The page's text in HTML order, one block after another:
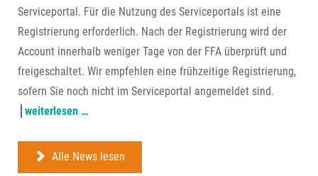
Serviceportal. Für die Nutzung des Serviceportals ist eine
Registrierung erforderlich. Nach der Registrierung wird der
Account innerhalb weniger Tage von der FFA überprüft und
freigeschaltet. Wir empfehlen eine frühzeitige Registrierung,
sofern Sie noch nicht im Serviceportal angemeldet sind.
weiterlesen …antragstellung
22.
juli
Alle News lesen